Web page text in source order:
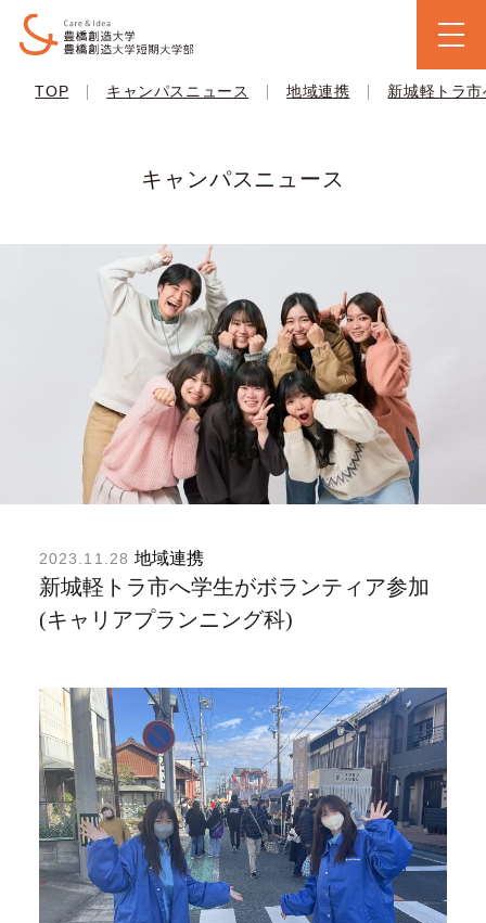
TOP | キャンパスニュース | 地域連携 | 新城軽トラ
キャンパスニュース
2023.11.28地域連携
新城軽トラ市へ学生がボランティア参加
(キャリアプランニング科)